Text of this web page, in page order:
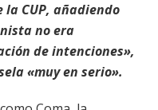
la CUP, añadiendo
no era
de intenciones»,
«muy en serio».